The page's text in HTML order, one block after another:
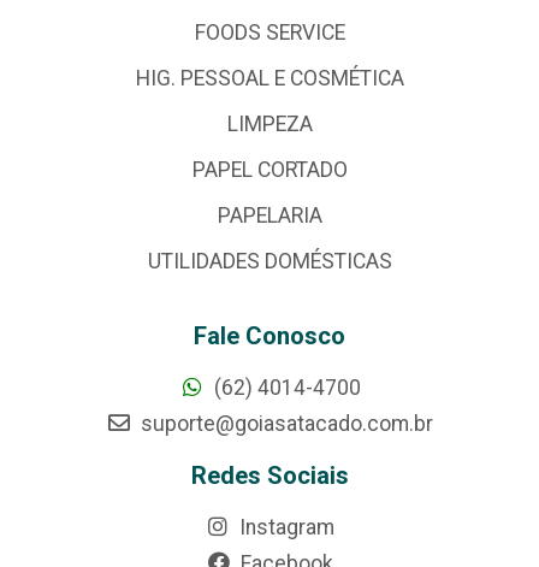
FOODS SERVICE
HIG. PESSOAL E COSMÉTICA
LIMPEZA
PAPEL CORTADO
PAPELARIA
UTILIDADES DOMÉSTICAS
Fale Conosco
(62) 4014-4700
suporte@goiasatacado.com.br
Redes Sociais
Instagram